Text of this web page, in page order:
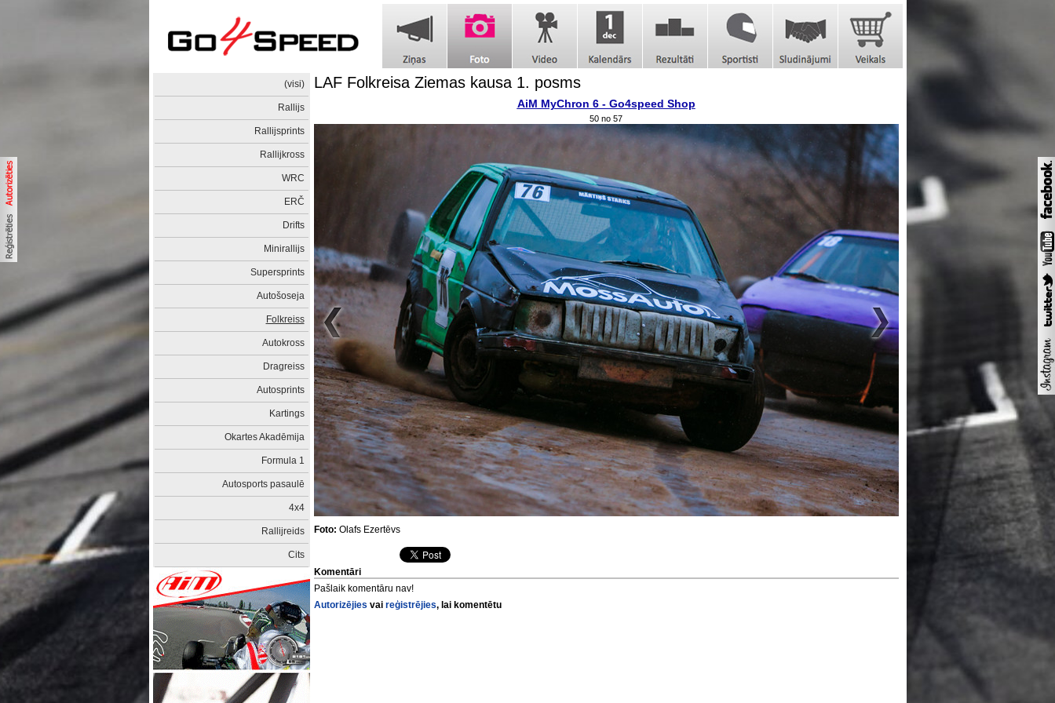
(visi)
Rallijs
Rallijsprints
Rallijkross
WRC
ERČ
Drifts
Minirallijs
Supersprints
Autošoseja
Folkreiss
Autokross
Dragreiss
Autosprints
Kartings
Okartes Akadēmija
Formula 1
Autosports pasaulē
4x4
Rallijreids
Cits
LAF Folkreisa Ziemas kausa 1. posms
AiM MyChron 6 - Go4speed Shop
50 no 57
Foto: Olafs Ezertēvs
Komentāri
Pašlaik komentāru nav!
Autorizējies vai reģistrējies, lai komentētu